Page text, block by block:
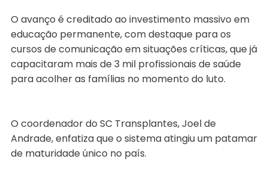
O avanço é creditado ao investimento massivo em
educação permanente, com destaque para os
cursos de comunicação em situações críticas, que já
capacitaram mais de 3 mil profissionais de saúde
para acolher as famílias no momento do luto.
O coordenador do SC Transplantes, Joel de
Andrade, enfatiza que o sistema atingiu um patamar
de maturidade único no país.